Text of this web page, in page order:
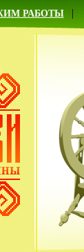
РАБОТЫ